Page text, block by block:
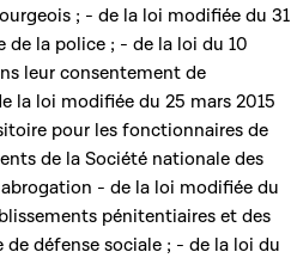
; - de la loi modifiée du 31
de la police ; - de la loi du 10
leur consentement de
la loi modifiée du 25 mars 2015
pour les fonctionnaires de
de la Société nationale des
- de la loi modifiée du
pénitentiaires et des
défense sociale ; - de la loi du